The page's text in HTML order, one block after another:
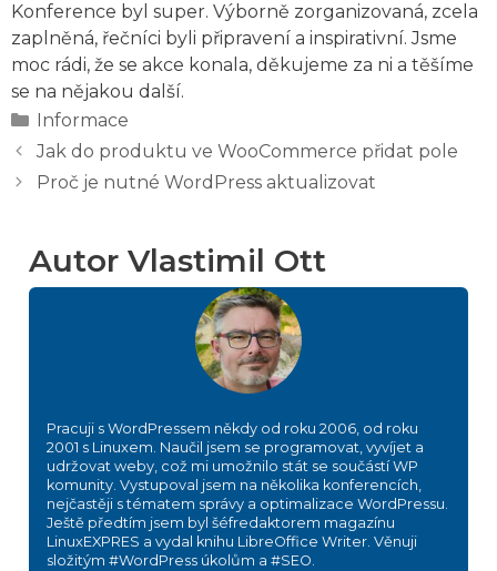
Konference byl super. Výborně zorganizovaná, zcela
zaplněná, řečníci byli připravení a inspirativní. Jsme
moc rádi, že se akce konala, děkujeme za ni a těšíme
se na nějakou další.
Rubriky
Informace
Jak do produktu ve WooCommerce přidat pole
Proč je nutné WordPress aktualizovat
Autor Vlastimil Ott
Pracuji s WordPressem někdy od roku 2006, od roku
2001 s Linuxem. Naučil jsem se programovat, vyvíjet a
udržovat weby, což mi umožnilo stát se součástí WP
komunity. Vystupoval jsem na několika konferencích,
nejčastěji s tématem správy a optimalizace WordPressu.
Ještě předtím jsem byl šéfredaktorem magazínu
LinuxEXPRES a vydal knihu LibreOffice Writer. Věnuji
složitým #WordPress úkolům a #SEO.